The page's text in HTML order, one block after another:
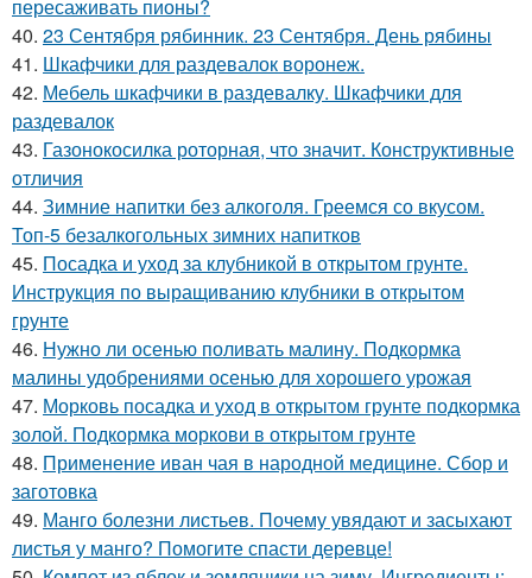
пересаживать пионы?
40. 23 Сентября рябинник. 23 Сентября. День рябины
41. Шкафчики для раздевалок воронеж.
42. Мебель шкафчики в раздевалку. Шкафчики для
раздевалок
43. Газонокосилка роторная, что значит. Конструктивные
отличия
44. Зимние напитки без алкоголя. Греемся со вкусом.
Топ-5 безалкогольных зимних напитков
45. Посадка и уход за клубникой в открытом грунте.
Инструкция по выращиванию клубники в открытом
грунте
46. Нужно ли осенью поливать малину. Подкормка
малины удобрениями осенью для хорошего урожая
47. Морковь посадка и уход в открытом грунте подкормка
золой. Подкормка моркови в открытом грунте
48. Применение иван чая в народной медицине. Сбор и
заготовка
49. Манго болезни листьев. Почему увядают и засыхают
листья у манго? Помогите спасти деревце!